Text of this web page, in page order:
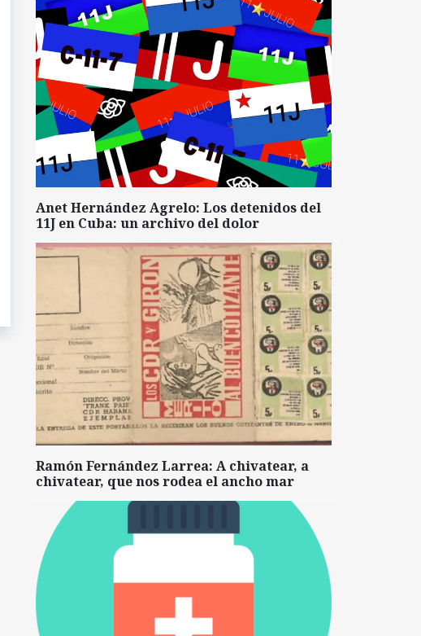
Anet Hernández Agrelo: Los detenidos del
11J en Cuba: un archivo del dolor
Ramón Fernández Larrea: A chivatear, a
chivatear, que nos rodea el ancho mar